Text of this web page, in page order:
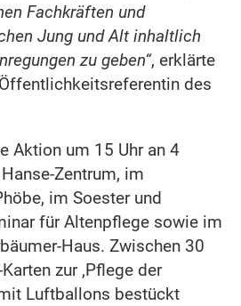
Fachkräften und
Jung und Alt inhaltlich
zu geben“, erklärte
des
Aktion um 15 Uhr an 4
Zentrum, im
im Soester und
für Altenpflege sowie im
Haus. Zwischen 30
zur ‚Pflege der
Luftballons bestückt